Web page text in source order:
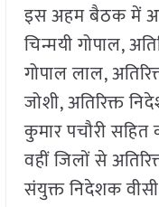
इस अहम बैठक में
चिन्मयी गोपाल,
गोपाल लाल,
जोशी, अतिरिक्त
कुमार पचौरी सहित
वहीं जिलों से
संयुक्त निदेशक